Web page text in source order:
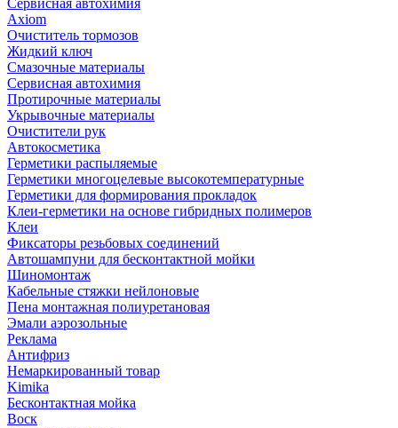
Сервисная автохимия
Axiom
Очиститель тормозов
Жидкий ключ
Смазочные материалы
Сервисная автохимия
Протирочные материалы
Укрывочные материалы
Очистители рук
Автокосметика
Герметики распыляемые
Герметики многоцелевые высокотемпературные
Герметики для формирования прокладок
Клеи-герметики на основе гибридных полимеров
Клеи
Фиксаторы резьбовых соединений
Автошампуни для бесконтактной мойки
Шиномонтаж
Кабельные стяжки нейлоновые
Пена монтажная полиуретановая
Эмали аэрозольные
Реклама
Антифриз
Немаркированный товар
Kimika
Бесконтактная мойка
Воск